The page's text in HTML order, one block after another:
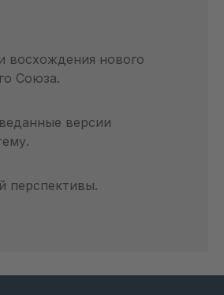
восхождения нового
Союза.
версии
перспективы.